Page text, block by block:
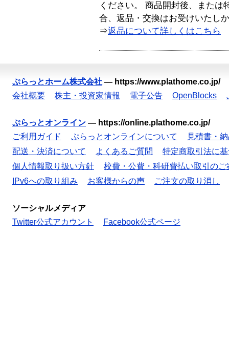
ください。 商品開封後、または
合、返品・交換はお受けいたし
⇒返品について詳しくはこちら
ぷらっとホーム株式会社 — https://www.plathome.co.jp/
会社概要
株主・投資家情報 電子公告 OpenBlocks
ぷらっとオンライン — https://online.plathome.co.jp/
ご利用ガイド
ぷらっとオンラインについて
見積書・
配送・決済について
よくあるご質問
特定商取引法に
個人情報取り扱い方針
校費・公費・科研費払い取引のご
IPv6への取り組み
お客様からの声 ご注文の取り消し
ソーシャルメディア
Twitter公式アカウント
Facebook公式ページ